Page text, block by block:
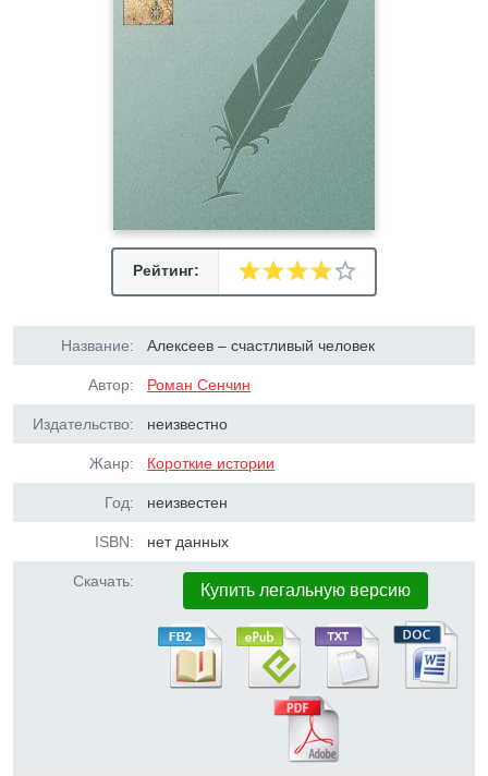
Рейтинг:
Название: Алексеев – счастливый человек
Автор: Роман Сенчин
Издательство: неизвестно
Жанр: Короткие истории
Год: неизвестен
ISBN: нет данных
Скачать: Купить легальную версию